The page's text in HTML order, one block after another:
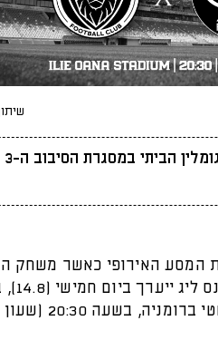
המסע האירופי כאשר משחק
במסגרת